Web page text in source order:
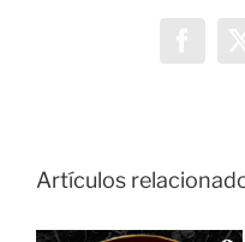
Artículos